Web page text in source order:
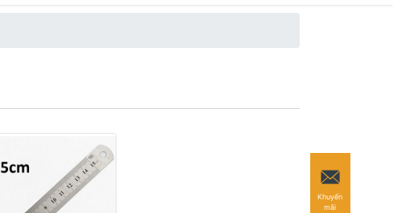
Khuyến
mãi